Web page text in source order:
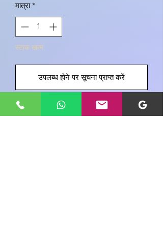
मात्रा *
स्टाक खत्म
उपलब्ध होने पर सूचना प्राप्त करें